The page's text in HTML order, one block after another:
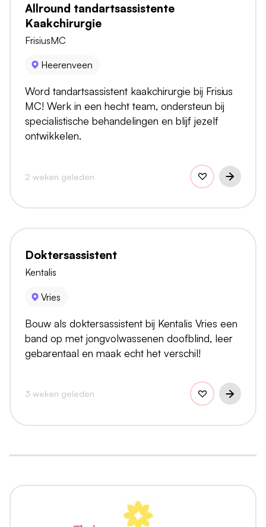
Allround tandartsassistente
Kaakchirurgie
FrisiusMC
Heerenveen
Word tandartsassistent kaakchirurgie bij Frisius
MC! Werk in een hecht team, ondersteun bij
specialistische behandelingen en blijf jezelf
ontwikkelen.
2 weken geleden
Doktersassistent
Kentalis
Vries
Bouw als doktersassistent bij Kentalis Vries een
band op met jongvolwassenen doofblind, leer
gebarentaal en maak echt het verschil!
3 weken geleden